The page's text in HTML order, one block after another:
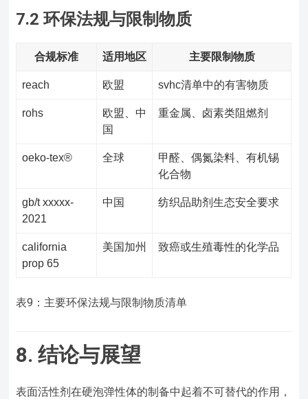
7.2 环保法规与限制物质
合规标准 适用地区 主要限制物质
reach 欧盟 svhc清单中的有害物质
rohs
欧盟、中
国
重金属、卤素类阻燃剂
oeko-tex® 全球
甲醛、偶氮染料、有机锡
化合物
gb/t xxxxx-
2021
中国 纺织品助剂生态安全要求
california
prop 65
美国加州 致癌或生殖毒性的化学品
表9：主要环保法规与限制物质清单
8. 结论与展望
表面活性剂在硬泡弹性体的制备中起着不可替代的作用，